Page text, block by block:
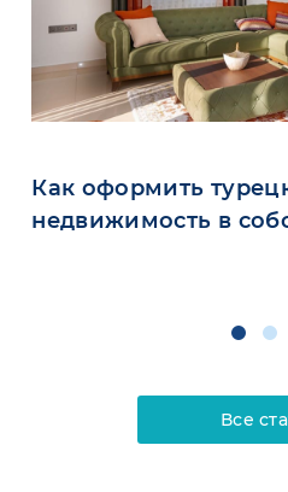
Как оформить
недвижимость в
Все